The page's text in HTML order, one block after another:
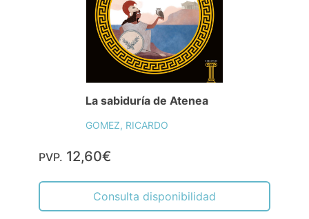
La sabiduría de Atenea
GOMEZ, RICARDO
PVP. 12,60€
Consulta disponibilidad